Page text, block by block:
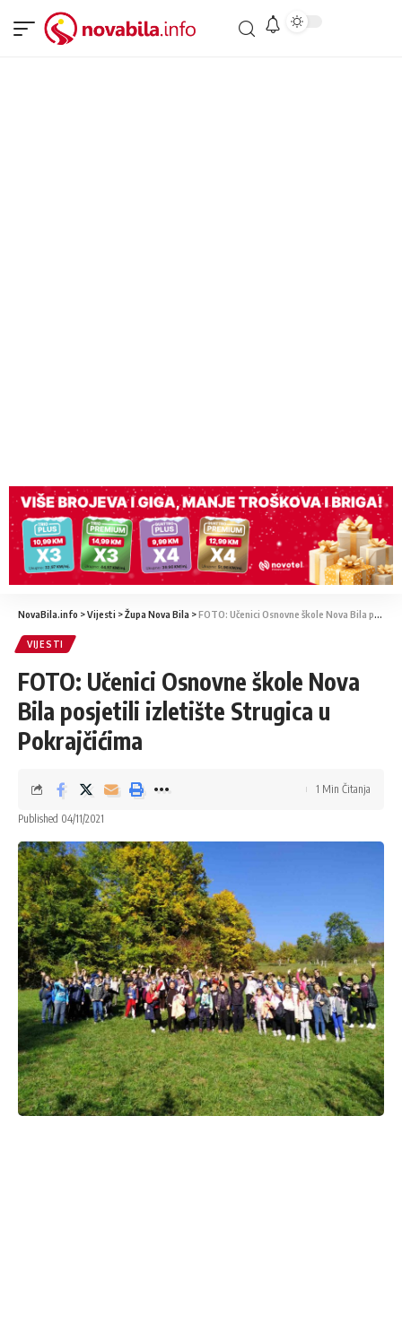
NovaBila.info >Vijesti >Župa Nova Bila >FOTO: Učenici Osnovne škole Nova Bila posjetili izletište Strugica u Pokrajčićima
VIJESTI
FOTO: Učenici Osnovne škole Nova
Bila posjetili izletište Strugica u
Pokrajčićima
Published 04/11/2021
1 Min Čitanja